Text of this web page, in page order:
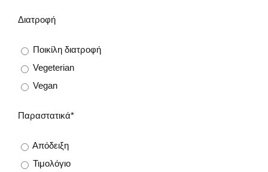
Διατροφή
Ποικίλη διατροφή
Vegeterian
Vegan
Παραστατικά*
Απόδειξη
Τιμολόγιο